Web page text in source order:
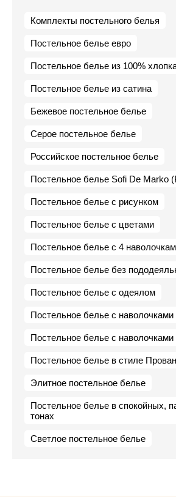
Комплекты постельного белья
Постельное белье евро
Постельное белье из 100%
Постельное белье из сатина
Бежевое постельное белье
Серое постельное белье
Российское постельное белье
Постельное белье Sofi De Marko
Постельное белье с рисунком
Постельное белье с цветами
Постельное белье с 4
Постельное белье без
Постельное белье с одеялом
Постельное белье с
Постельное белье с
Постельное белье в стиле
Элитное постельное белье
Постельное белье в спокойных,
тонах
Светлое постельное белье